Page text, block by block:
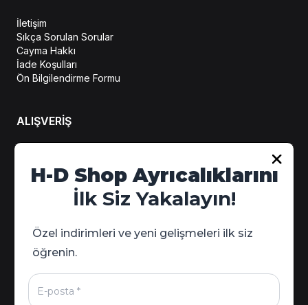
İletişim
Sıkça Sorulan Sorular
Cayma Hakkı
İade Koşulları
Ön Bilgilendirme Formu
ALIŞVERİŞ
Hesabım
Sipariş Takip
Kampanya Detayları
H-D Shop Ayrıcalıklarını
İlk Siz Yakalayın!
Özel indirimleri ve yeni gelişmeleri ilk siz
öğrenin.